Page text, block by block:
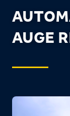
AUGE